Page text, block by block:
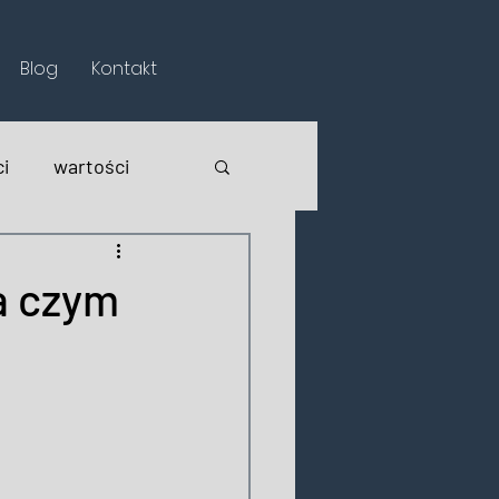
Blog Kontakt
wartości
czym